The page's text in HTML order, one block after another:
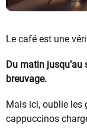
Le café est une
Du matin jusqu’au
breuvage.
Mais ici, oublie les
cappuccinos